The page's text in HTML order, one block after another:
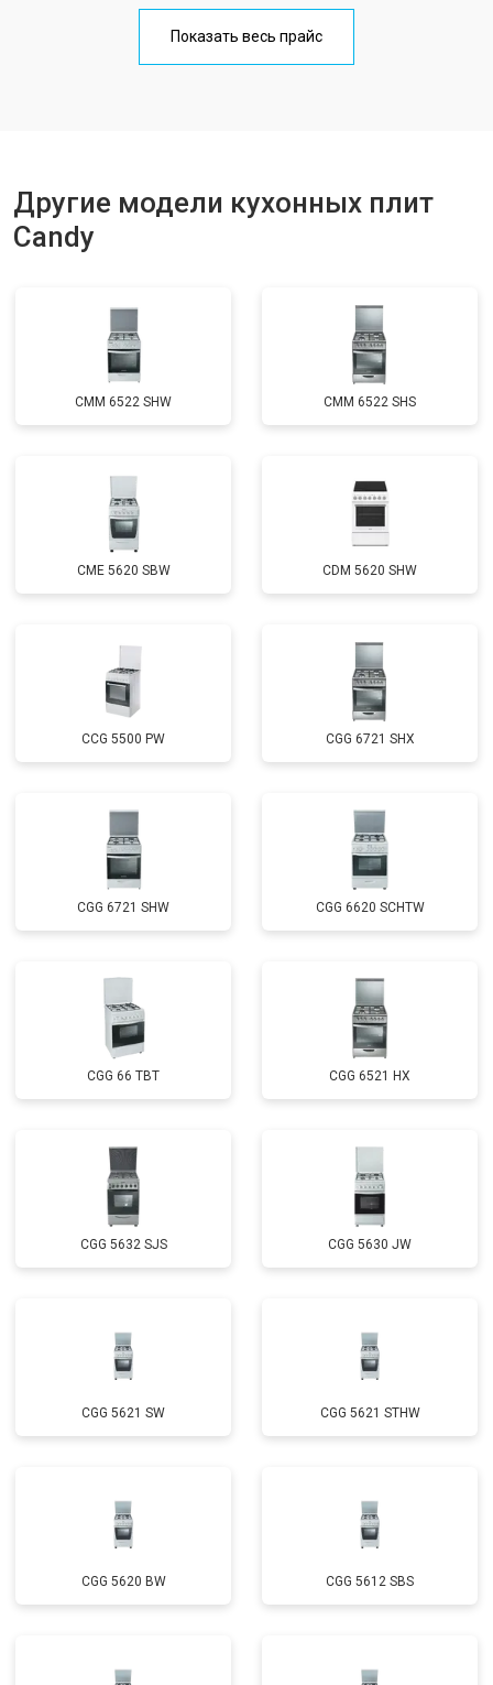
Ремонт чугунной конфорки от 2600 ₽
Показать весь прайс
Другие модели кухонных плит
Candy
CMM 6522 SHW CMM 6522 SHS
CME 5620 SBW CDM 5620 SHW
CCG 5500 PW CGG 6721 SHX
CGG 6721 SHW CGG 6620 SCHTW
CGG 66 TBT CGG 6521 HX
CGG 5632 SJS CGG 5630 JW
CGG 5621 SW CGG 5621 STHW
CGG 5620 BW CGG 5612 SBS